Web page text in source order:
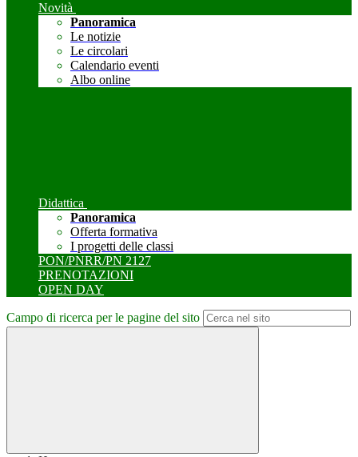
Novità
Panoramica
Le notizie
Le circolari
Calendario eventi
Albo online
Didattica
Panoramica
Offerta formativa
I progetti delle classi
PON/PNRR/PN 2127
PRENOTAZIONI
OPEN DAY
Campo di ricerca per le pagine del sito